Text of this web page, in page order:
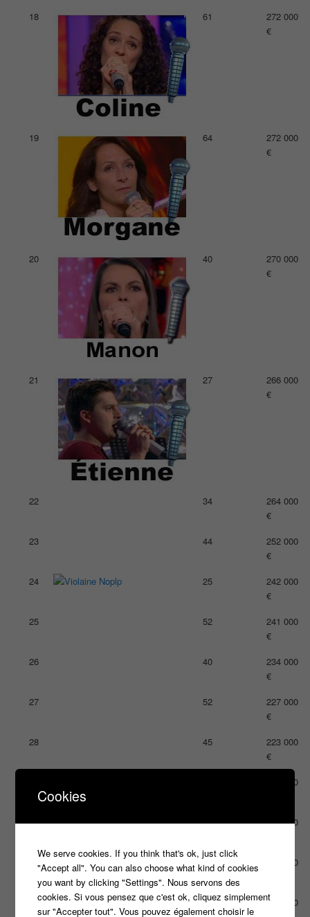
18 61
272 000
€
19 64
272 000
€
20 40
270 000
€
21 27
266 000
€
22 34
264 000
€
23
44
252 000
€
24
25
242 000
€
25
52
241 000
€
26
40
234 000
€
27
52
227 000
€
28
45
223 000
€
221 000
30
16
220 000
31
26
213 000
32
16
212 000
Cookies
We serve cookies. If you think that's ok, just click
"Accept all". You can also choose what kind of cookies
you want by clicking "Settings". Nous servons des
cookies. Si vous pensez que c'est ok, cliquez simplement
sur "Accepter tout". Vous pouvez également choisir le